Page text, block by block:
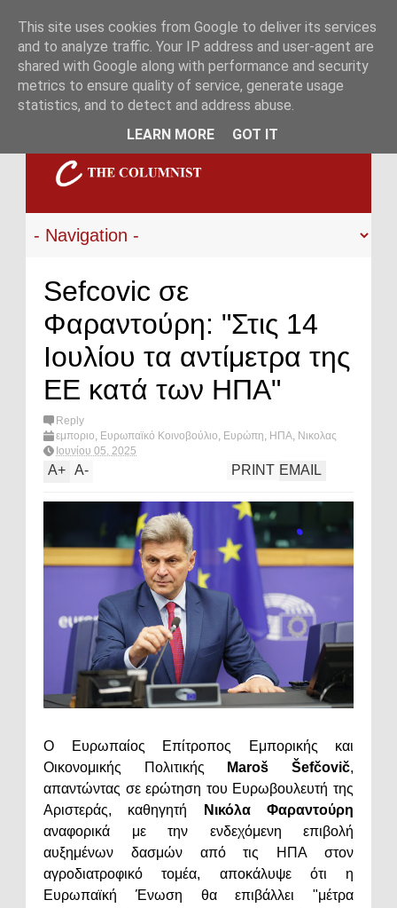
Sefcovic σε
Φαραντούρη: "Στις 14
Ιουλίου τα αντίμετρα της
ΕΕ κατά των ΗΠΑ"
Reply
εμποριο, Ευρωπαϊκό Κοινοβούλιο, Ευρώπη, ΗΠΑ, Νικολας
Φαραντουρης,οικονομία
Ιουνίου 05, 2025
A+ A- EMAIL
PRINT
Ο Ευρωπαίος Επίτροπος Εμπορικής και
Οικονομικής Πολιτικής
Maroš Šefčovič,
απαντώντας σε ερώτηση του Ευρωβουλευτή της
Αριστεράς, καθηγητή
Νικόλα Φαραντούρη
αναφορικά με την ενδεχόμενη επιβολή
αυξημένων δασμών από τις ΗΠΑ στον
αγροδιατροφικό τομέα, αποκάλυψε ότι η
Ευρωπαϊκή Ένωση θα επιβάλλει "μέτρα
This site uses cookies from Google to deliver its services
and to analyze traffic. Your IP address and user-agent are
shared with Google along with performance and security
metrics to ensure quality of service, generate usage
statistics, and to detect and address abuse.
LEARN MORE
GOT IT